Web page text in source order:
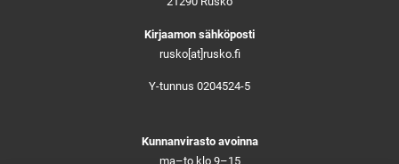
Kirjaamon sähköposti
rusko[at]rusko.fi
Y-tunnus 0204524-5
Kunnanvirasto avoinna
ma–to klo 9–15